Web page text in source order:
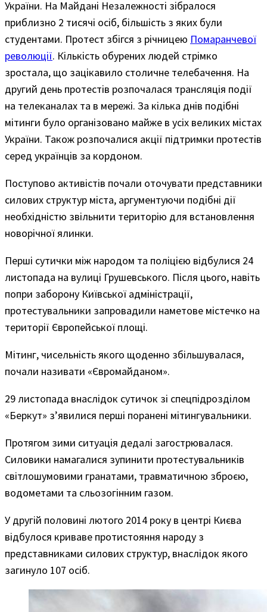
України. На Майдані Незалежності зібралося
приблизно 2 тисячі осіб, більшість з яких були
студентами. Протест збігся з річницею Помаранчевої
революції. Кількість обурених людей стрімко
зростала, що зацікавило столичне телебачення. На
другий день протестів розпочалася трансляція події
на телеканалах та в мережі. За кілька днів подібні
мітинги було організовано майже в усіх великих містах
України. Також розпочалися акції підтримки протестів
серед українців за кордоном.
Поступово активістів почали оточувати представники
силових структур міста, аргументуючи подібні дії
необхідністю звільнити територію для встановлення
новорічної ялинки.
Перші сутички між народом та поліцією відбулися 24
листопада на вулиці Грушевського. Після цього, навіть
попри заборону Київської адміністрації,
протестувальники запровадили наметове містечко на
території Європейської площі.
Мітинг, чисельність якого щоденно збільшувалася,
почали називати «Євромайданом».
29 листопада внаслідок сутичок зі спецпідрозділом
«Беркут» з’явилися перші поранені мітингувальники.
Протягом зими ситуація дедалі загострювалася.
Силовики намагалися зупинити протестувальників
світлошумовими гранатами, травматичною зброєю,
водометами та сльозогінним газом.
У другій половині лютого 2014 року в центрі Києва
відбулося криваве протистояння народу з
представниками силових структур, внаслідок якого
загинуло 107 осіб.